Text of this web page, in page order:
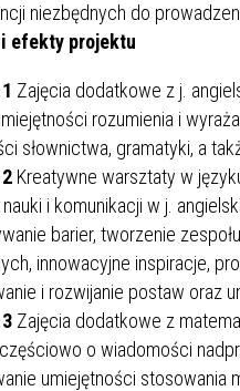
niezbędnych do
efekty projektu
Zajęcia dodatkowe z j.
rozumienia i
słownictwa, gramatyki, a
Kreatywne warsztaty w
i komunikacji w j.
barier, tworzenie
innowacyjne inspiracje,
i rozwijanie postaw oraz
Zajęcia dodatkowe z
o wiadomości
umiejętności